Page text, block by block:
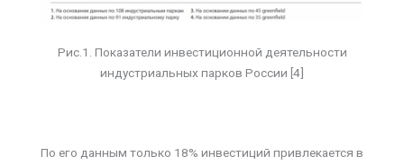
Рис.1. Показатели инвестиционной деятельности
индустриальных парков России [4]
По его данным только 18% инвестиций привлекается в